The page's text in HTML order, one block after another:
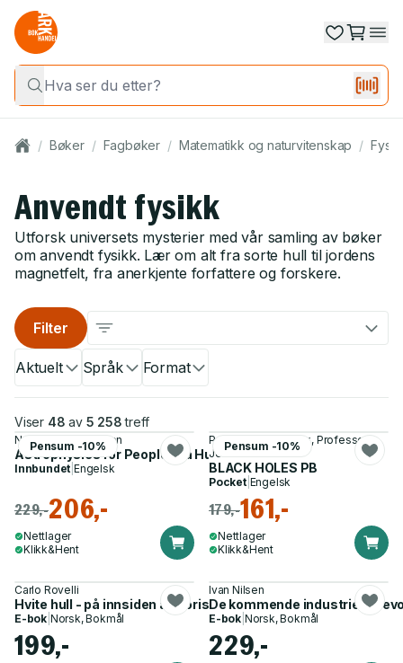
/ Bøker / Fagbøker / Matematikk og naturvitenskap /
Anvendt fysikk
Utforsk universets mysterier med vår samling av bøker
om anvendt fysikk. Lær om alt fra sorte hull til jordens
magnetfelt, fra anerkjente forfattere og forskere.
Aktuelt Språk Format
Filter
Viser 48 av 5 258 treff
Pensum -10%
Neil deGrasse Tyson
Astrophysics for People in a Hurry
Innbundet |Engelsk
229,-206,-
Nettlager
Klikk&Hent
Pensum -10%
Professor Brian Cox, Professor
Jeff Forshaw
BLACK HOLES PB
Pocket| Engelsk
179,-161,-
Nettlager
Klikk&Hent
Carlo Rovelli
Hvite hull - på innsiden av horisonten
E-bok Norsk, Bokmål
199,-
Ivan Nilsen
De kommende industrielle
E-bok Norsk, Bokmål
229,-